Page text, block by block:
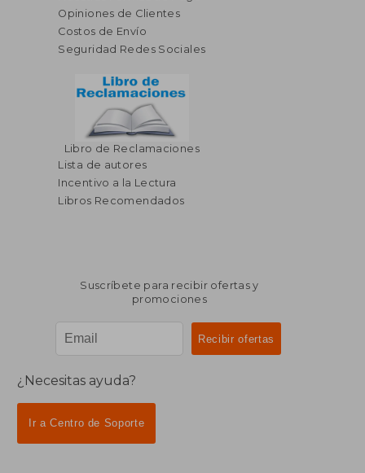
Opiniones de Clientes
Costos de Envío
Seguridad Redes Sociales
Libro de Reclamaciones
Lista de autores
Incentivo a la Lectura
Libros Recomendados
Suscríbete para recibir ofertas y
promociones
¿Necesitas ayuda?
Ir a Centro de Soporte